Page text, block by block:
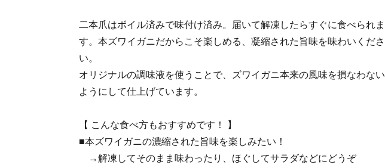
二本爪はボイル済みで味付け済み。届いて解凍したらすぐに食べられま
す。本ズワイガニだからこそ楽しめる、凝縮された旨味を味わいくださ
い。
オリジナルの調味液を使うことで、ズワイガニ本来の風味を損なわない
ようにして仕上げています。
【 こんな食べ方もおすすめです！ 】
■本ズワイガニの濃縮された旨味を楽しみたい！
→解凍してそのまま味わったり、ほぐしてサラダなどにどうぞ